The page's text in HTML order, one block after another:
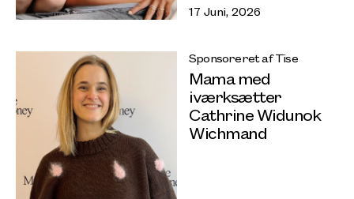
17 Juni, 2026
Sponsoreret af Tise
Mama med
iværksætter
Cathrine Widunok
Wichmand